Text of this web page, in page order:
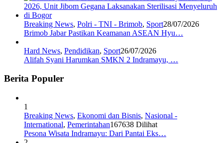
Breaking News, Polri - TNI - Brimob, Sport28/07/2026
Brimob Jabar Pastikan Keamanan ASEAN Hyu…
Hard News, Pendidikan, Sport26/07/2026
Alifah Syani Harumkan SMKN 2 Indramayu, …
Berita Populer
1
Breaking News, Ekonomi dan Bisnis, Nasional -
International, Pemerintahan167638 Dilihat
Pesona Wisata Indramayu: Dari Pantai Eks…